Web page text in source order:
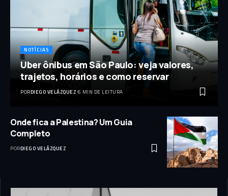
NOTÍCIAS
Uber ônibus em São Paulo: veja valores,
trajetos, horários e como reservar
PORDIEGO VELÁZQUEZ 6 MIN DE LEITURA
Onde fica a Palestina? Um Guia
Completo
PORDIEGO VELÁZQUEZ